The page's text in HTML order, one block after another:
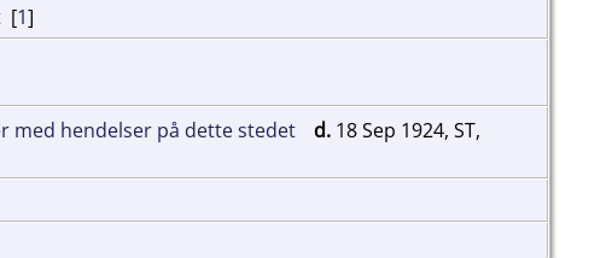
[1]
d. 18 Sep 1924, ST,